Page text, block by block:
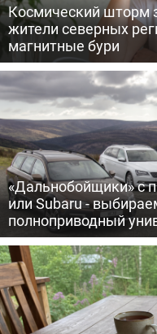
Космический шторм
жители северных
магнитные бури
«Дальнобойщики» с
или Subaru -
полноприводный